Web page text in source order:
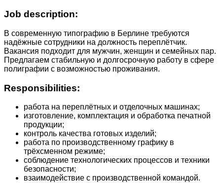
Job description:
В современную типографию в Берлине требуются
надёжные сотрудники на должность переплётчик.
Вакансия подходит для мужчин, женщин и семейных пар.
Предлагаем стабильную и долгосрочную работу в сфере
полиграфии с возможностью проживания.
Responsibilities:
работа на переплётных и отделочных машинах;
изготовление, комплектация и обработка печатной
продукции;
контроль качества готовых изделий;
работа по производственному графику в
трёхсменном режиме;
соблюдение технологических процессов и техники
безопасности;
взаимодействие с производственной командой.